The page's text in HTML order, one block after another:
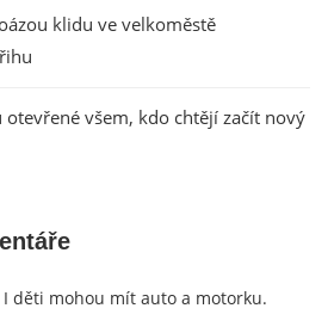
klidu ve velkoměstě
otevřené všem, kdo chtějí začít nový
I děti mohou mít auto a motorku.